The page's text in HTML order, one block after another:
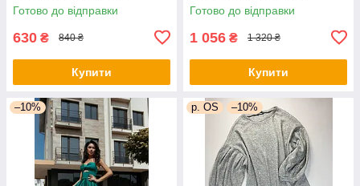
воланом (р. 42-46)
66py5272Qr
Готово до відправки
630 ₴ 840 ₴
Купити
66py2050Qr
Готово до відправки
1 056 ₴ 1 320 ₴
Купити
–10% р. OS –10%